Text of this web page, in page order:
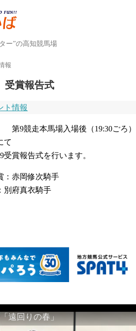
ー”の高知競馬場
報
賞報告式
ト情報
第9競走本馬場入場後（19:30ごろ）
て
受賞報告式を行います。
：赤岡修次騎手
別府真衣騎手
遠回りの春」